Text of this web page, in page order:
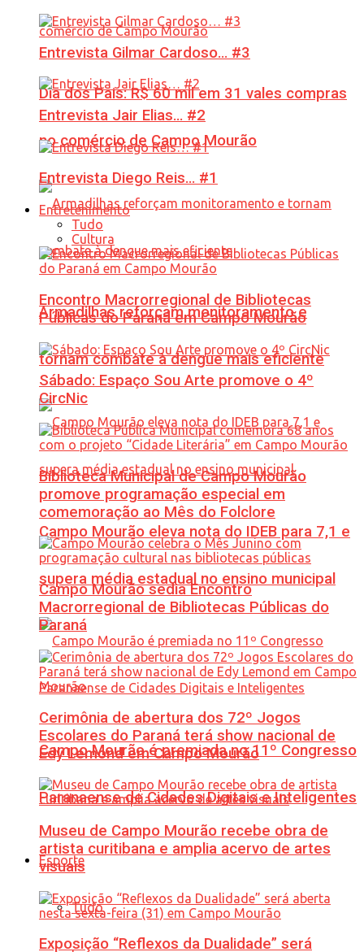
Dia dos Pais: R$ 60 mil em 31 vales compras
no comércio de Campo Mourão
Armadilhas reforçam monitoramento e
tornam combate à dengue mais eficiente
Campo Mourão eleva nota do IDEB para 7,1 e
supera média estadual no ensino municipal
Campo Mourão é premiada no 11º Congresso
Paranaense de Cidades Digitais e Inteligentes
Esporte
Tudo
Entrevista Gilmar Cardoso… #3
Entrevista Jair Elias… #2
Entrevista Diego Reis… #1
Entretenimento
Tudo
Cultura
Encontro Macrorregional de Bibliotecas
Públicas do Paraná em Campo Mourão
Sábado: Espaço Sou Arte promove o 4º
CircNic
Biblioteca Municipal de Campo Mourão
promove programação especial em
comemoração ao Mês do Folclore
Campo Mourão sedia Encontro
Macrorregional de Bibliotecas Públicas do
Paraná
Cerimônia de abertura dos 72º Jogos
Escolares do Paraná terá show nacional de
Edy Lemond em Campo Mourão
Museu de Campo Mourão recebe obra de
artista curitibana e amplia acervo de artes
visuais
Exposição “Reflexos da Dualidade” será